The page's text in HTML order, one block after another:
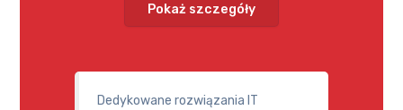
Dedykowane rozwiązania IT
Pokaż szczegóły